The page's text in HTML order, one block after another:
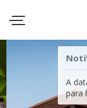
A
para